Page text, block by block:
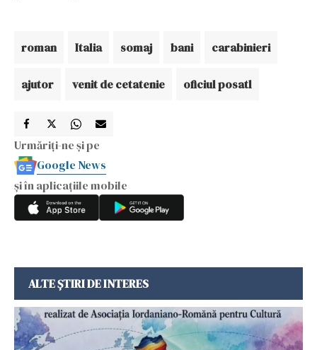
roman Italia somaj bani carabinieri
ajutor venit de cetatenie oficiul posatl
Urmăriți-ne și pe
Google News
și în aplicațiile mobile
ALTE ȘTIRI DE INTERES